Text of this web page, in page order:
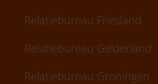
Relatiebureau Friesland
Relatiebureau Gelderland
Relatiebureau Groningen